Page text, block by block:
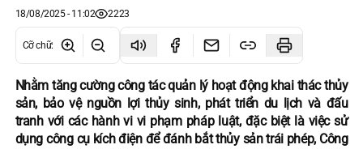
18/08/2025 - 11:02 2223
Cỡ chữ:
Nhằm tăng cường công tác quản lý hoạt động khai thác thủy
sản, bảo vệ nguồn lợi thủy sinh, phát triển du lịch và đấu
tranh với các hành vi vi phạm pháp luật, đặc biệt là việc sử
dụng công cụ kích điện để đánh bắt thủy sản trái phép, Công